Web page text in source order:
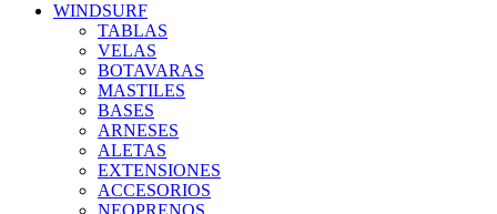
WINDSURF
TABLAS
VELAS
BOTAVARAS
MASTILES
BASES
ARNESES
ALETAS
EXTENSIONES
ACCESORIOS
NEOPRENOS